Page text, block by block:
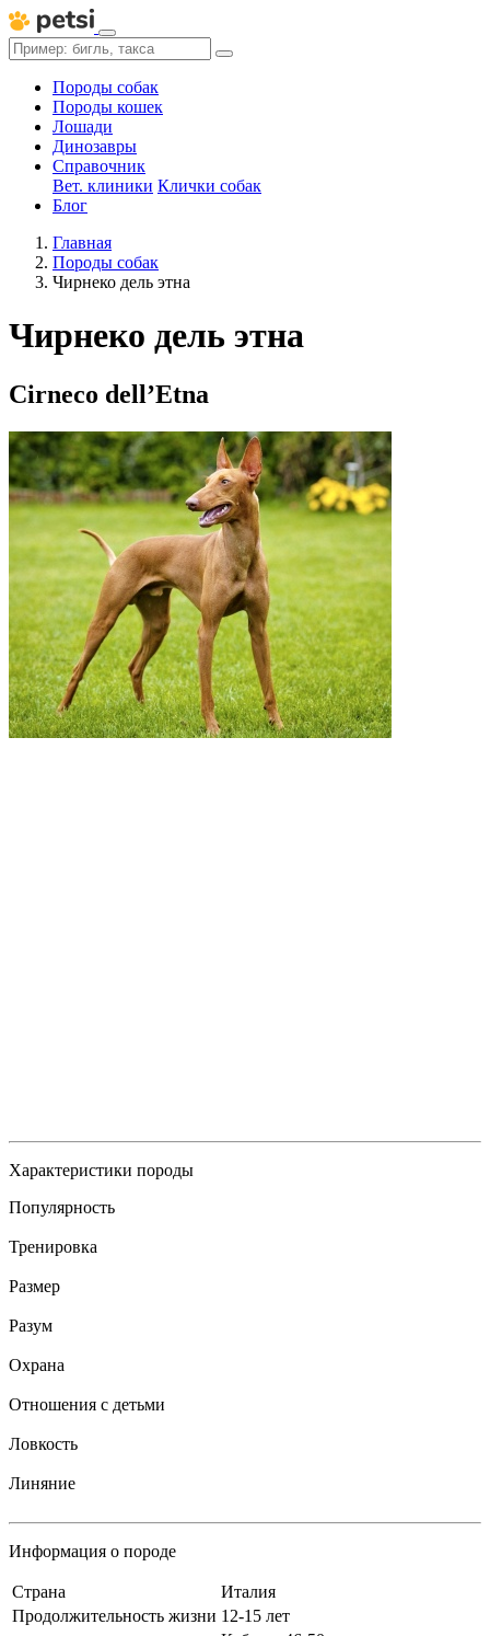
Породы собак
Породы кошек
Лошади
Динозавры
Справочник
Вет. клиники Клички собак
Блог
Главная
Породы собак
Чирнеко дель этна
Чирнеко дель этна
Cirneco dell’Etna
Характеристики породы
Популярность
Тренировка
Размер
Разум
Охрана
Отношения с детьми
Ловкость
Линяние
Информация о породе
Страна
Италия
Продолжительность жизни 12-15 лет